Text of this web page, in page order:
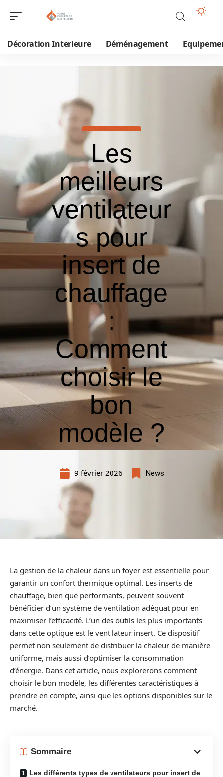
Décoration Interieure Déménagement
Les
meilleurs
ventilateur
s pour
insert de
chauffage
:
Comment
choisir le
bon
modèle ?
9 février 2026 News
La gestion de la chaleur dans un foyer est essentielle pour
garantir un confort thermique optimal. Les inserts de
chauffage, bien que performants, peuvent souvent
bénéficier d’un système de ventilation adéquat pour en
maximiser l’efficacité. L’un des outils les plus importants
dans cette optique est le ventilateur insert. Ce dispositif
permet non seulement de distribuer la chaleur de manière
uniforme, mais aussi d’optimiser la consommation
d’énergie. Dans cet article, nous explorerons comment
choisir le bon modèle, les différentes caractéristiques à
prendre en compte, ainsi que les options disponibles sur le
marché.
Sommaire
Les différents types de ventilateurs pour insert de